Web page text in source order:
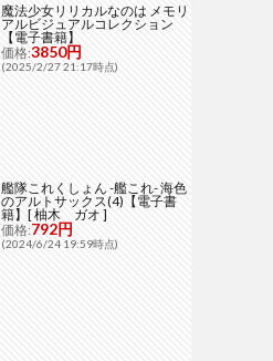
魔法少女リリカルなのは メモリ
アルビジュアルコレクション
【電子書籍】
価格:3850円
(2025/2/27 21:17時点)
艦隊これくしょん -艦これ- 海色
のアルトサックス(4)【電子書
籍】[ 柚木 ガオ ]
価格:792円
(2024/6/24 19:59時点)